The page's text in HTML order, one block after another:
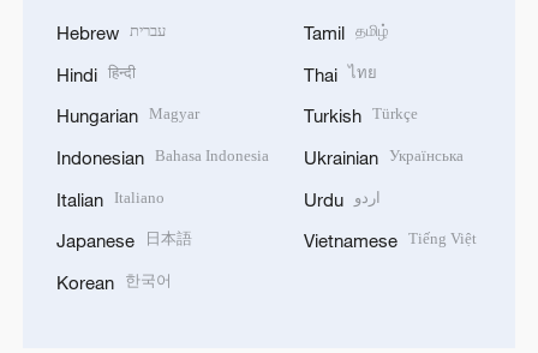
Hebrew עברית
Hindi हिन्दी
Hungarian Magyar
Indonesian Bahasa Indonesia
Italian Italiano
Japanese 日本語
Korean 한국어
Tamil தமிழ்
Thai ไทย
Turkish Türkçe
Ukrainian Українська
Urdu اردو
Vietnamese Tiếng Việt